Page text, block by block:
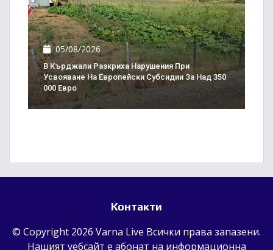
05/08/2026
В Кърджали Разкриха Нарушения При
Усвояване На Европейски Субсидии За Над 350
000 Евро
Контакти
© Copyright 2026 Varna Live Всички права запазени.
Нашият уебсайт е абонат на информационна